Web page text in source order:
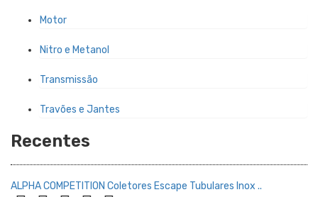
Motor
Nitro e Metanol
Transmissão
Travões e Jantes
Recentes
ALPHA COMPETITION Coletores Escape Tubulares Inox ..